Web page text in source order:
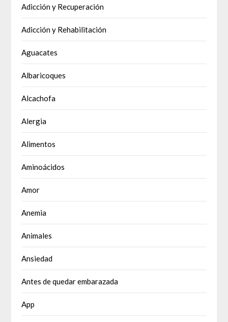
Adicción y Recuperación
Adicción y Rehabilitación
Aguacates
Albaricoques
Alcachofa
Alergia
Alimentos
Aminoácidos
Amor
Anemia
Animales
Ansiedad
Antes de quedar embarazada
App